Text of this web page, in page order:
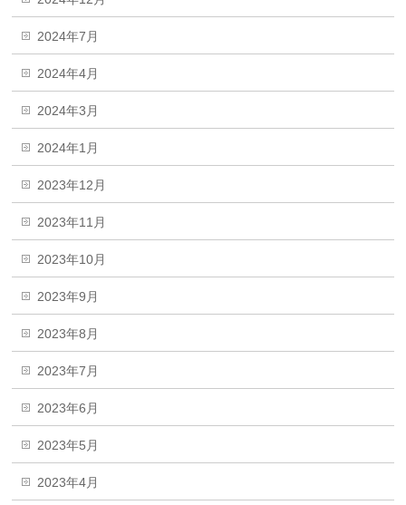
2024年7月
2024年4月
2024年3月
2024年1月
2023年12月
2023年11月
2023年10月
2023年9月
2023年8月
2023年7月
2023年6月
2023年5月
2023年4月